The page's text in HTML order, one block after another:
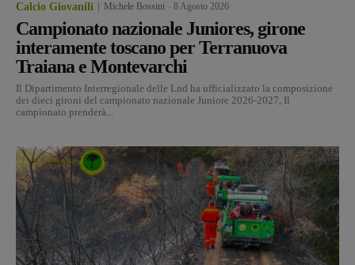
Calcio Giovanili Michele Bossini 8 Agosto 2026
Campionato nazionale Juniores, girone
interamente toscano per Terranuova
Traiana e Montevarchi
Il Dipartimento Interregionale delle Lnd ha ufficializzato la composizione
dei dieci gironi del campionato nazionale Juniore 2026-2027, Il
campionato prenderà...